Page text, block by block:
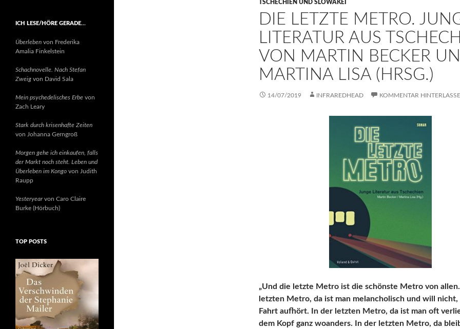
TSCHECHIEN UND SLOWAKEI
DIE LETZTE METRO.
LITERATUR AUS
VON MARTIN BECKER
MARTINA LISA (HRSG.)
14/07/2019 INFRAREDHEAD KOMMENTAR
„Und die letzte Metro ist die schönste Metro von
letzten Metro, da ist man melancholisch und will nicht,
Fahrt aufhört. In der letzten Metro, da ist man oft
dem Kopf ganz woanders. In der letzten Metro, da
ICH LESE/HÖRE GERADE…
Überleben von Frederika
Amalia Finkelstein
Schachnovelle. Nach Stefan
Zweig von David Sala
Mein psychedelisches Erbe von
Zach Leary
Stark durch krisenhafte Zeiten
von Johanna Gerngroß
Morgen gehe ich einkaufen, falls
der Markt noch steht. Leben und
Überleben im Kongo von Judith
Raupp
Yesteryearvon Caro Claire
Burke (Hörbuch)
TOP POSTS